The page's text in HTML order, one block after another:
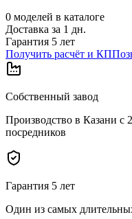
0 моделей в каталоге
Доставка за 1 дн.
Гарантия 5 лет
Получить расчёт и КП
Собственный завод
Производство в Казани с
посредников
Гарантия 5 лет
Один из самых